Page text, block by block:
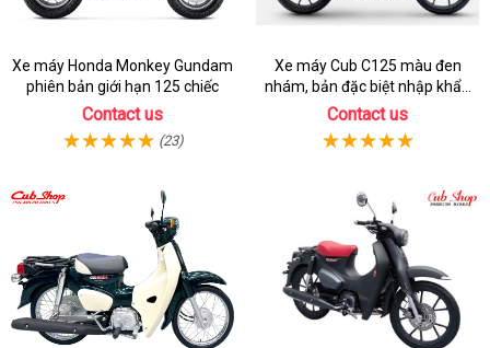
Xe máy Honda Monkey Gundam
phiên bản giới hạn 125 chiếc
Contact us
(23)
Xe máy Cub C125 màu đen
nhám, bản đặc biệt nhập khẩu
Thái lan
Contact us